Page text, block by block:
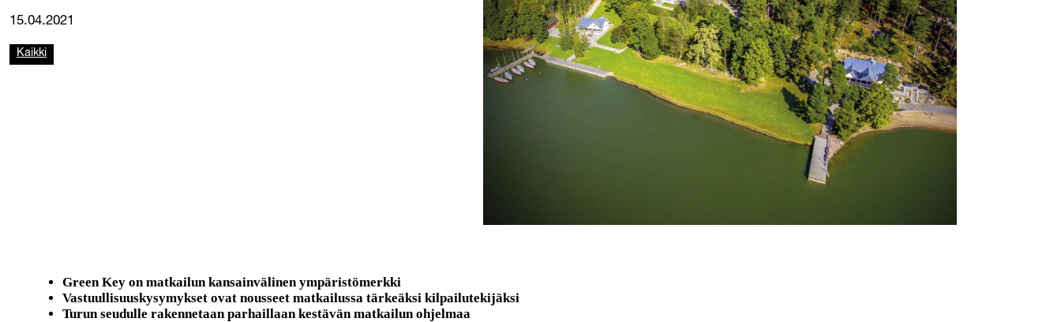
15.04.2021
Kaikki
Green Key on matkailun kansainvälinen ympäristömerkki
Vastuullisuuskysymykset ovat nousseet matkailussa tärkeäksi kilpailutekijäksi
Turun seudulle rakennetaan parhaillaan kestävän matkailun ohjelmaa